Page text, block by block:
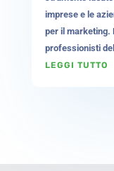
imprese e le
per il marketing.
professionisti
LEGGI TUTTO